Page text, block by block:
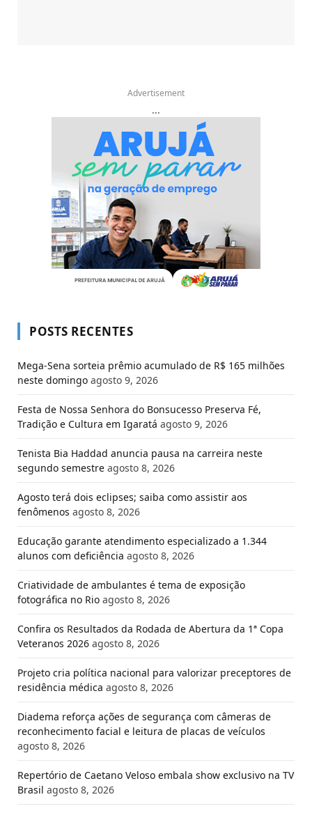
Advertisement
...
POSTS RECENTES
Mega-Sena sorteia prêmio acumulado de R$ 165 milhões
neste domingo agosto 9, 2026
Festa de Nossa Senhora do Bonsucesso Preserva Fé,
Tradição e Cultura em Igaratá agosto 9, 2026
Tenista Bia Haddad anuncia pausa na carreira neste
segundo semestre agosto 8, 2026
Agosto terá dois eclipses; saiba como assistir aos
fenômenos agosto 8, 2026
Educação garante atendimento especializado a 1.344
alunos com deficiência agosto 8, 2026
Criatividade de ambulantes é tema de exposição
fotográfica no Rio agosto 8, 2026
Confira os Resultados da Rodada de Abertura da 1ª Copa
Veteranos 2026 agosto 8, 2026
Projeto cria política nacional para valorizar preceptores de
residência médica agosto 8, 2026
Diadema reforça ações de segurança com câmeras de
reconhecimento facial e leitura de placas de veículos
agosto 8, 2026
Repertório de Caetano Veloso embala show exclusivo na TV
Brasil agosto 8, 2026